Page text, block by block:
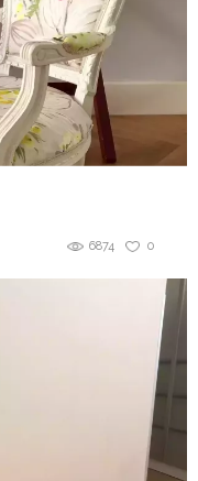
0
6874